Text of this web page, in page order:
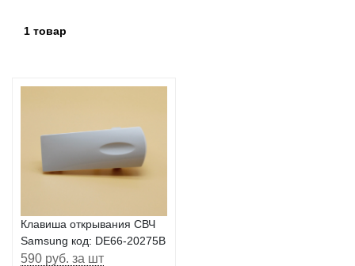
1 товар
Клавиша открывания СВЧ
Samsung код: DE66-20275B
590 руб. за шт